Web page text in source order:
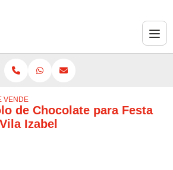
VENDE BOLO DE CHOCOLATE PARA FESTA DE
de Chocolate para Festa
Izabel